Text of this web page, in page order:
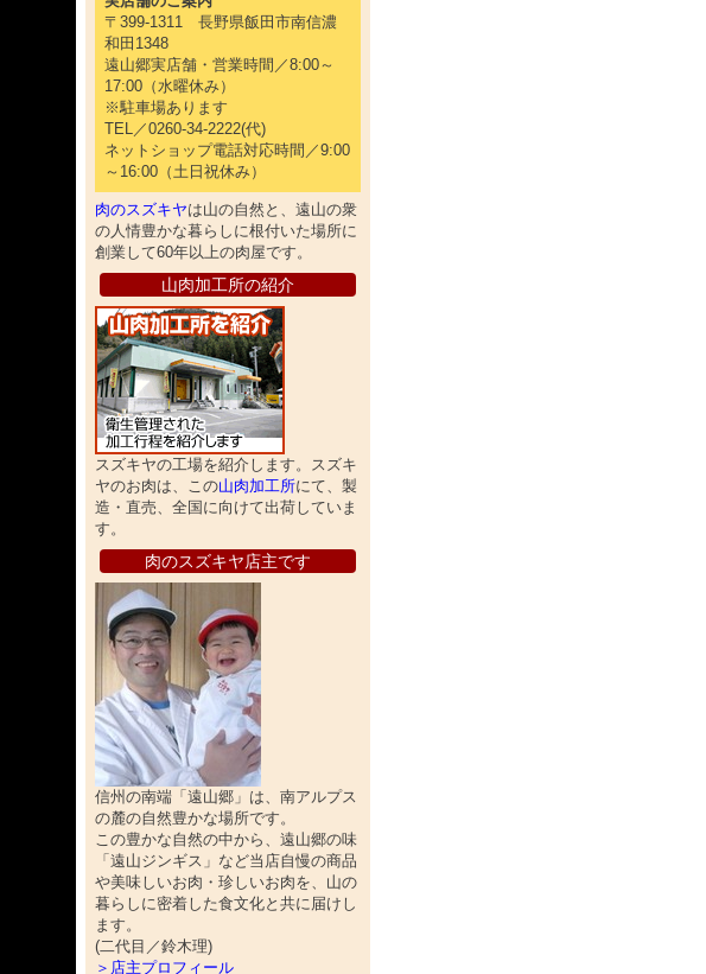
〒399-1311 長野県飯田市南信濃
和田1348
遠山郷実店舗・営業時間／8:00～
17:00（水曜休み）
※駐車場あります
TEL／0260-34-2222(代)
ネットショップ電話対応時間／9:00
～16:00（土日祝休み）
肉のスズキヤは山の自然と、遠山の衆
の人情豊かな暮らしに根付いた場所に
創業して60年以上の肉屋です。
山肉加工所の紹介
スズキヤの工場を紹介します。スズキ
ヤのお肉は、この山肉加工所にて、製
造・直売、全国に向けて出荷していま
す。
肉のスズキヤ店主です
信州の南端「遠山郷」は、南アルプス
の麓の自然豊かな場所です。
この豊かな自然の中から、遠山郷の味
「遠山ジンギス」など当店自慢の商品
や美味しいお肉・珍しいお肉を、山の
暮らしに密着した食文化と共に届けし
ます。
(二代目／鈴木理)
＞店主プロフィール